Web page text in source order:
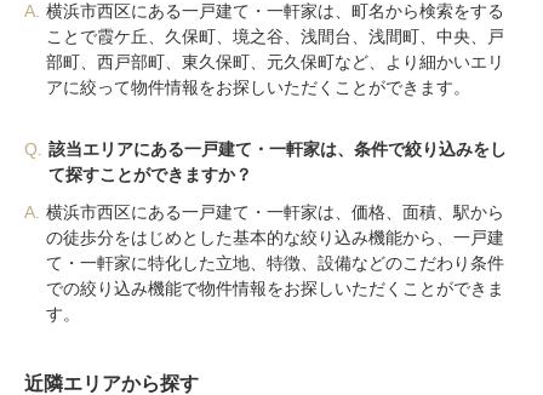
A. 横浜市西区にある一戸建て・一軒家は、町名から検索をする
ことで霞ケ丘、久保町、境之谷、浅間台、浅間町、中央、戸
部町、西戸部町、東久保町、元久保町など、より細かいエリ
アに絞って物件情報をお探しいただくことができます。
Q.
該当エリアにある一戸建て・一軒家は、条件で絞り込みをし
て探すことができますか？
A. 横浜市西区にある一戸建て・一軒家は、価格、面積、駅から
の徒歩分をはじめとした基本的な絞り込み機能から、一戸建
て・一軒家に特化した立地、特徴、設備などのこだわり条件
での絞り込み機能で物件情報をお探しいただくことができま
す。
近隣エリアから探す